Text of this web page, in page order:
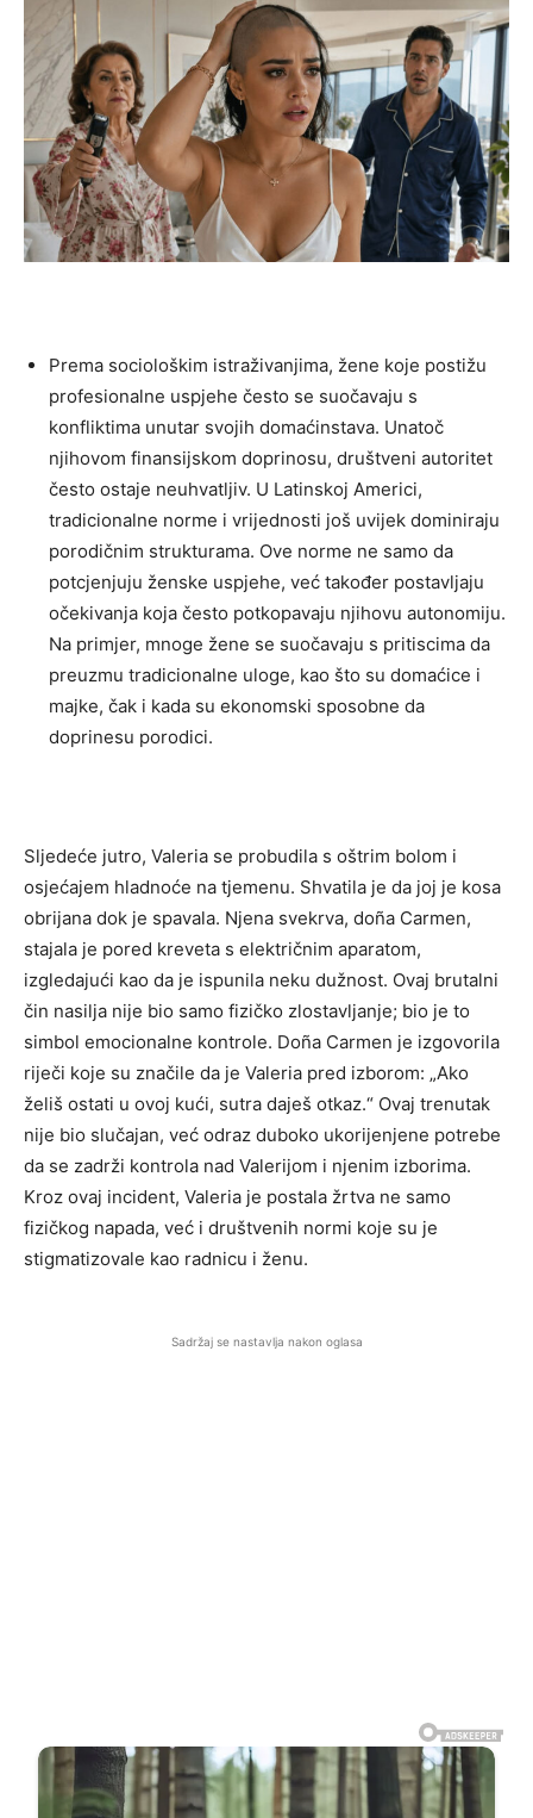
Prema sociološkim istraživanjima, žene koje postižu
profesionalne uspjehe često se suočavaju s
konfliktima unutar svojih domaćinstava. Unatoč
njihovom finansijskom doprinosu, društveni autoritet
često ostaje neuhvatljiv. U Latinskoj Americi,
tradicionalne norme i vrijednosti još uvijek dominiraju
porodičnim strukturama. Ove norme ne samo da
potcjenjuju ženske uspjehe, već također postavljaju
očekivanja koja često potkopavaju njihovu autonomiju.
Na primjer, mnoge žene se suočavaju s pritiscima da
preuzmu tradicionalne uloge, kao što su domaćice i
majke, čak i kada su ekonomski sposobne da
doprinesu porodici.
Sljedeće jutro, Valeria se probudila s oštrim bolom i
osjećajem hladnoće na tjemenu. Shvatila je da joj je kosa
obrijana dok je spavala. Njena svekrva, doña Carmen,
stajala je pored kreveta s električnim aparatom,
izgledajući kao da je ispunila neku dužnost. Ovaj brutalni
čin nasilja nije bio samo fizičko zlostavljanje; bio je to
simbol emocionalne kontrole. Doña Carmen je izgovorila
riječi koje su značile da je Valeria pred izborom: „Ako
želiš ostati u ovoj kući, sutra daješ otkaz.“ Ovaj trenutak
nije bio slučajan, već odraz duboko ukorijenjene potrebe
da se zadrži kontrola nad Valerijom i njenim izborima.
Kroz ovaj incident, Valeria je postala žrtva ne samo
fizičkog napada, već i društvenih normi koje su je
stigmatizovale kao radnicu i ženu.
Sadržaj se nastavlja nakon oglasa